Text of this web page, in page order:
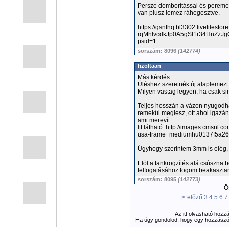
Persze domborítással és
van plusz lemez ráhegesztve.
https://
psid=1
sorszám: 8096 (142774)
hzoltaan
Más kérdés:
Üléshez szeretnék új
Milyen vastag legyen, ha csak
Teljes hosszán a vázon
remekül meglesz, ott ahol
ami merevít.
Itt látható: http://
usa-
Úgyhogy szerintem 3mm is
Elöl a tankrögzítés alá csúszna
felfogatásához fogom
sorszám: 8095 (142773)
|< előző 3 4 5 6 7
Az itt olvasható
Ha úgy gondolod, hogy egy